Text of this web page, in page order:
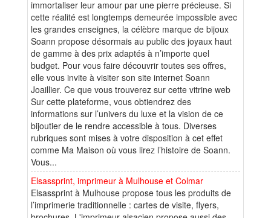
immortaliser leur amour par une pierre précieuse. Si
cette réalité est longtemps demeurée impossible avec
les grandes enseignes, la célèbre marque de bijoux
Soann propose désormais au public des joyaux haut
de gamme à des prix adaptés à n’importe quel
budget. Pour vous faire découvrir toutes ses offres,
elle vous invite à visiter son site internet Soann
Joaillier. Ce que vous trouverez sur cette vitrine web
Sur cette plateforme, vous obtiendrez des
informations sur l’univers du luxe et la vision de ce
bijoutier de le rendre accessible à tous. Diverses
rubriques sont mises à votre disposition à cet effet
comme Ma Maison où vous lirez l’histoire de Soann.
Vous...
Elsassprint, imprimeur à Mulhouse et Colmar
Elsassprint à Mulhouse propose tous les produits de
l’imprimerie traditionnelle : cartes de visite, flyers,